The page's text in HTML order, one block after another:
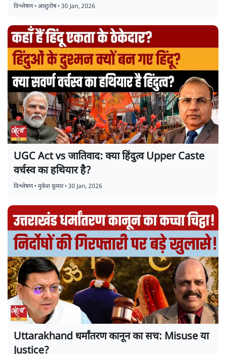
विश्लेषण•आशुतोष•30 Jan, 2026
UGC Act vs जातिवाद: क्या हिंदुत्व Upper Caste
वर्चस्व का हथियार है?
विश्लेषण•मुकेश कुमार•30 Jan, 2026
Uttarakhand धर्मांतरण कानून का सच: Misuse या
Justice?